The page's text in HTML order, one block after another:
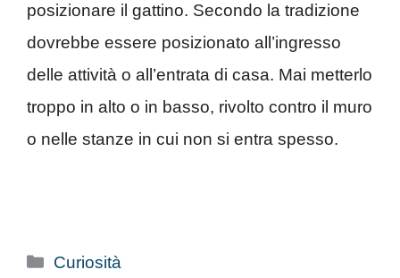
posizionare il gattino. Secondo la tradizione
dovrebbe essere posizionato all’ingresso
delle attività o all’entrata di casa. Mai metterlo
troppo in alto o in basso, rivolto contro il muro
o nelle stanze in cui non si entra spesso.
Categorie
Curiosità